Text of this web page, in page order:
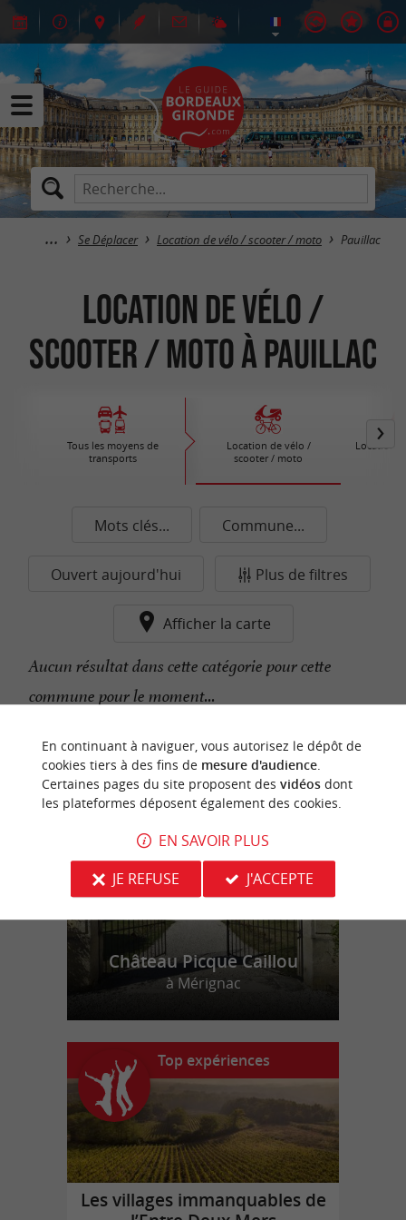
Se Déplacer Location de vélo / scooter / moto Pauillac
Location de vélo /
scooter / moto à Pauillac
Tous les moyens de
transports
Location de vélo /
scooter / moto
Location
Mots clés... Commune...
Ouvert aujourd'hui Plus de filtres
Afficher la carte
Aucun résultat dans cette catégorie pour cette
commune pour le moment...
n
o
t
r
e
c
o
u
p
d
e
c
o
e
u
r
Château Picque Caillou
à Mérignac
Top expériences
Les villages immanquables de
En continuant à naviguer, vous autorisez le dépôt de
cookies tiers à des fins de mesure d'audience.
Certaines pages du site proposent des vidéosdont
les plateformes déposent également des cookies.
EN SAVOIR PLUS
JE REFUSE
J'ACCEPTE